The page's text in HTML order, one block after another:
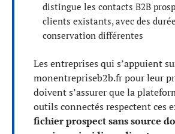
distingue les contacts B2B
clients existants, avec des
conservation différentes
Les entreprises qui s’appuient
monentrepriseb2b.fr pour leur
doivent s’assurer que la
outils connectés respectent ces
fichier prospect sans source